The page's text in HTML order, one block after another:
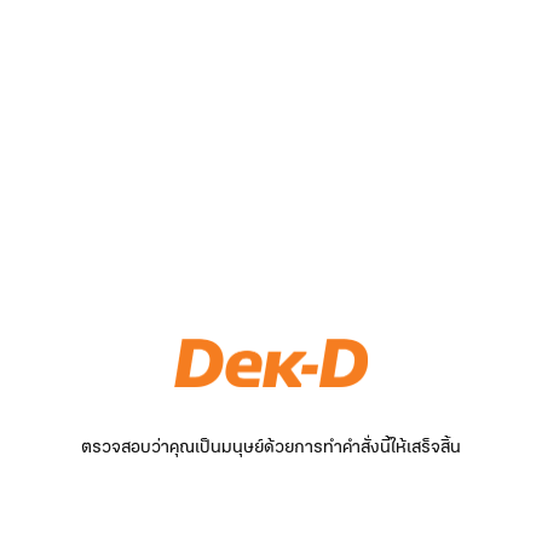
ตรวจสอบว่าคุณเป็นมนุษย์ด้วยการทำคำสั่งนี้ให้เสร็จสิ้น